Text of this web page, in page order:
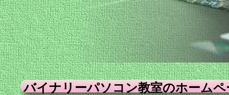
バイナリーパソコン教室のホーム